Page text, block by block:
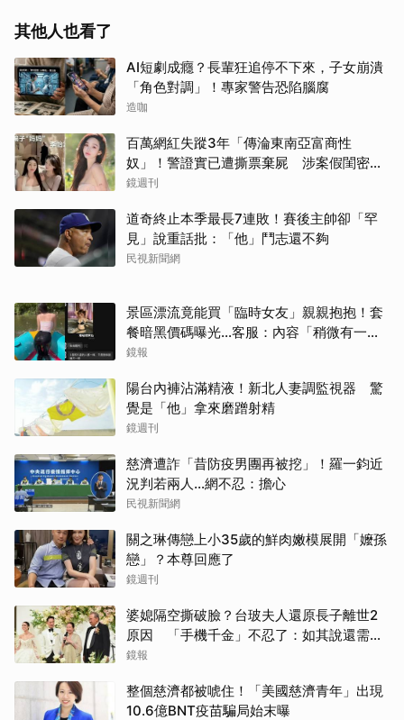
其他人也看了
AI短劇成癮？長輩狂追停不下來，子女崩潰
「角色對調」！專家警告恐陷腦腐
造咖
百萬網紅失蹤3年「傳淪東南亞富商性
奴」！警證實已遭撕票棄屍 涉案假閨密近
況曝光
鏡週刊
道奇終止本季最長7連敗！賽後主帥卻「罕
見」說重話批：「他」鬥志還不夠
民視新聞網
景區漂流竟能買「臨時女友」親親抱抱！套
餐暗黑價碼曝光…客服：內容「稍微有一點
尺度」
鏡報
陽台內褲沾滿精液！新北人妻調監視器 驚
覺是「他」拿來磨蹭射精
鏡週刊
慈濟遭詐「昔防疫男團再被挖」！羅一鈞近
況判若兩人…網不忍：擔心
民視新聞網
關之琳傳戀上小35歲的鮮肉嫩模展開「嬤孫
戀」？本尊回應了
鏡週刊
婆媳隔空撕破臉？台玻夫人還原長子離世2
原因 「手機千金」不忍了：如其說還需要
離開嗎？
鏡報
整個慈濟都被唬住！「美國慈濟青年」出現
10.6億BNT疫苗騙局始末曝